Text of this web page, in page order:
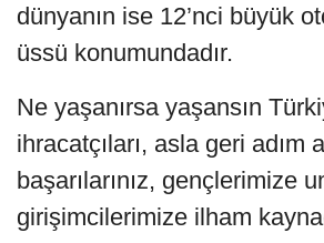
dünyanın ise 12’nci büyük
üssü konumundadır.
Ne yaşanırsa yaşansın
ihracatçıları, asla geri adım
başarılarınız, gençlerimize
girişimcilerimize ilham